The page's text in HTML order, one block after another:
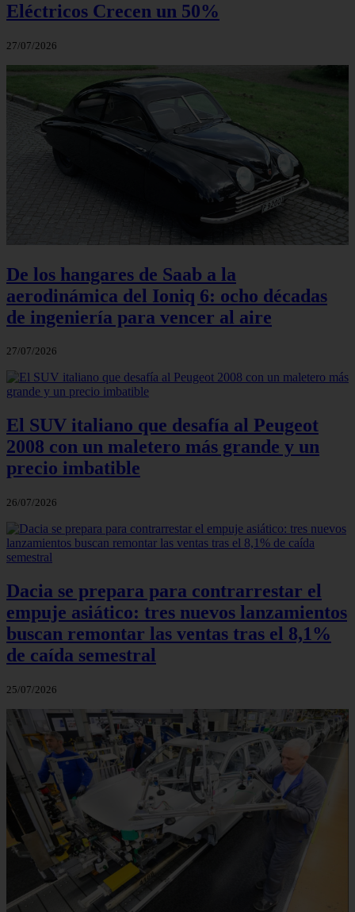
Eléctricos Crecen un 50%
27/07/2026
De los hangares de Saab a la
aerodinámica del Ioniq 6: ocho décadas
de ingeniería para vencer al aire
27/07/2026
El SUV italiano que desafía al Peugeot
2008 con un maletero más grande y un
precio imbatible
26/07/2026
Dacia se prepara para contrarrestar el
empuje asiático: tres nuevos lanzamientos
buscan remontar las ventas tras el 8,1%
de caída semestral
25/07/2026